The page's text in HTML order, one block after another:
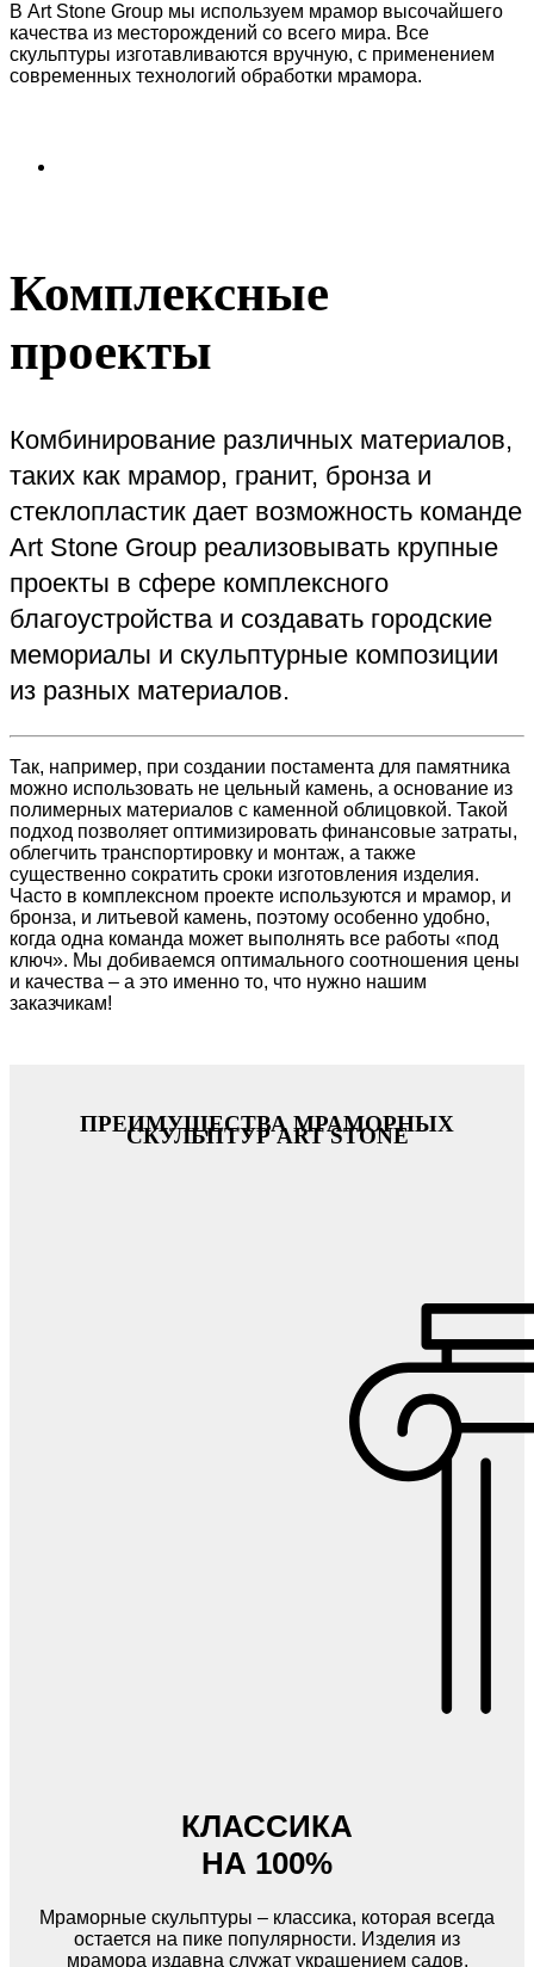
В Art Stone Group мы используем мрамор высочайшего
качества из месторождений со всего мира. Все
скульптуры изготавливаются вручную, с применением
современных технологий обработки мрамора.
Комплексные
проекты
Комбинирование различных материалов,
таких как мрамор, гранит, бронза и
стеклопластик дает возможность команде
Art Stone Group реализовывать крупные
проекты в сфере комплексного
благоустройства и создавать городские
мемориалы и скульптурные композиции
из разных материалов.
Так, например, при создании постамента для памятника
можно использовать не цельный камень, а основание из
полимерных материалов с каменной облицовкой. Такой
подход позволяет оптимизировать финансовые затраты,
облегчить транспортировку и монтаж, а также
существенно сократить сроки изготовления изделия.
Часто в комплексном проекте используются и мрамор, и
бронза, и литьевой камень, поэтому особенно удобно,
когда одна команда может выполнять все работы «под
ключ». Мы добиваемся оптимального соотношения цены
и качества – а это именно то, что нужно нашим
заказчикам!
ПРЕИМУЩЕСТВА МРАМОРНЫХ
СКУЛЬПТУР ART STONE
КЛАССИКА
НА 100%
Мраморные скульптуры – классика, которая всегда
остается на пике популярности. Изделия из
мрамора издавна служат украшением садов,